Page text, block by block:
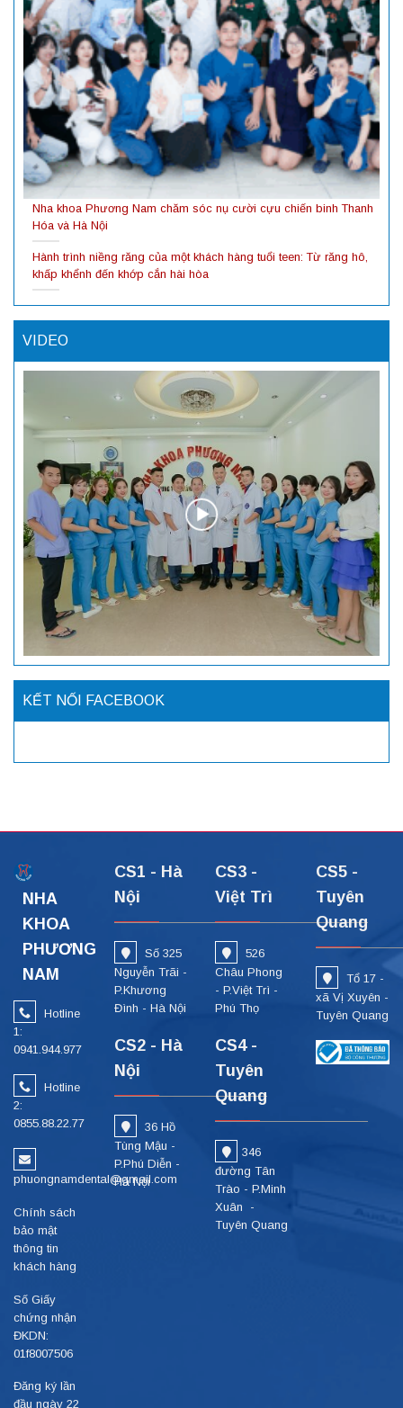
Nha khoa Phương Nam chăm sóc nụ cười cựu chiến binh Thanh
Hóa và Hà Nội
Hành trình niềng răng của một khách hàng tuổi teen: Từ răng hô,
khấp khểnh đến khớp cắn hài hòa
VIDEO
KẾT NỐI FACEBOOK
NHA
KHOA
PHƯƠNG
NAM
Hotline
1:
0941.944.977
Hotline
2:
0855.88.22.77
phuongnamdental@gmail.com
Chính sách
bảo mật
thông tin
khách hàng
Số Giấy
chứng nhận
ĐKDN:
01f8007506
Đăng ký lần
đầu ngày 22
CS1 - Hà
Nội
Số 325
Nguyễn Trãi -
P.Khương
Đình - Hà Nội
CS2 - Hà
Nội
36 Hồ
Tùng Mậu -
P.Phú Diễn -
Hà Nội
CS3 -
Việt Trì
526
Châu Phong
- P.Việt Trì -
Phú Thọ
CS4 -
Tuyên
Quang
346
đường Tân
Trào - P.Minh
Xuân -
Tuyên Quang
CS5 -
Tuyên
Quang
Tổ 17 -
xã Vị Xuyên -
Tuyên Quang